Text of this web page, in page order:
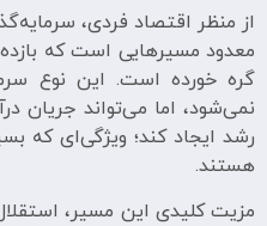
از منظر اقتصاد فردی،
معدود مسیرهایی است که
گره خورده است. این نوع
نمی‌شود، اما می‌تواند جریان
رشد ایجاد کند؛ ویژگی‌ای که
هستند.
مزیت کلیدی این مسیر،